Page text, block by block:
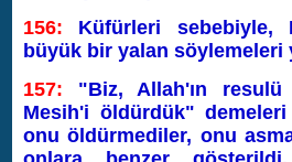
156: Küfürleri sebebiyle,
büyük bir yalan söylemeleri
157: "Biz, Allah'ın
Mesih'i öldürdük"
onu öldürmediler, onu